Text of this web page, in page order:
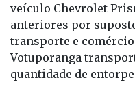
veículo Chevrolet
anteriores por
transporte e
Votuporanga
quantidade de